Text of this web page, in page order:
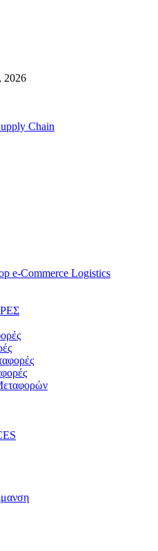
2026
Chain
e-Commerce Logistics